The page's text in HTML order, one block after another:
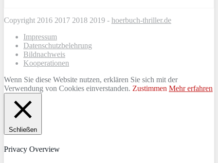
Copyright 2016 2017 2018 2019 - hoerbuch-thriller.de
Impressum
Datenschutzbelehrung
Bildnachweis
Kooperationen
Wenn Sie diese Website nutzen, erklären Sie sich mit der
Verwendung von Cookies einverstanden. Zustimmen Mehr erfahren
Schließen
Privacy Overview